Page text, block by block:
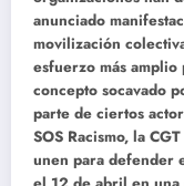
anunciado
movilización
esfuerzo más
concepto socavado
parte de ciertos
SOS Racismo, la
unen para defender